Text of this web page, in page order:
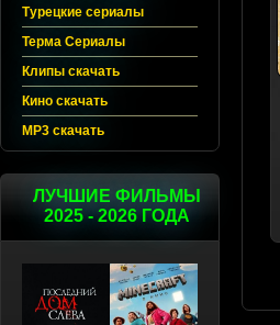
Турецкие сериалы
Терма Сериалы
Клипы скачать
Кино скачать
MP3 скачать
ЛУЧШИЕ ФИЛЬМЫ
2025 - 2026 ГОДА